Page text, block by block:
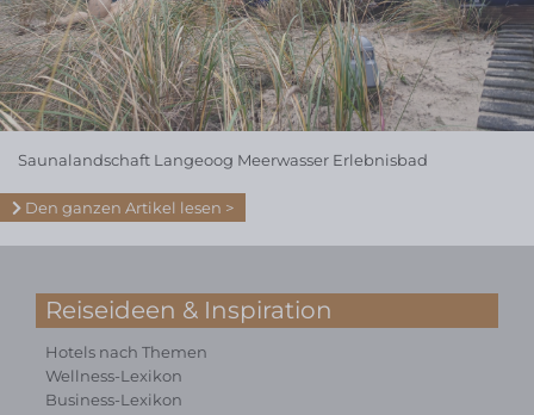
Saunalandschaft Langeoog Meerwasser Erlebnisbad
Den ganzen Artikel lesen
Reiseideen & Inspiration
Hotels nach Themen
Wellness-Lexikon
Business-Lexikon